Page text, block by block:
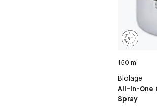
150 ml
Biolage
All-In-One
Spray